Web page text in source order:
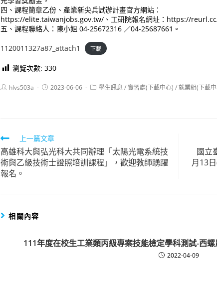
四、課程簡章乙份、產業新尖兵試辦計畫官方網站：
https://elite.taiwanjobs.gov.tw/、工研院報名網址：https://reurl.cc/
五、課程聯絡人：陳小姐 04-25672316 ／04-25687661。
1120011327a87_attach1 下載
瀏覽次數: 330
Posthlvs503a
Post2023-06-06
Post學生訊息 / 實習處(下載中心) /就業組(下載
Read
more
articles
上一篇文章
高雄科大與弘光科大共同辦理「太陽光電系統技
術與乙級技術士證照培訓課程」，歡迎教師踴躍
報名。
國立
月13
相關內容
111年度在校生工業類丙級專案技能檢定學科測試-西
2022-04-09